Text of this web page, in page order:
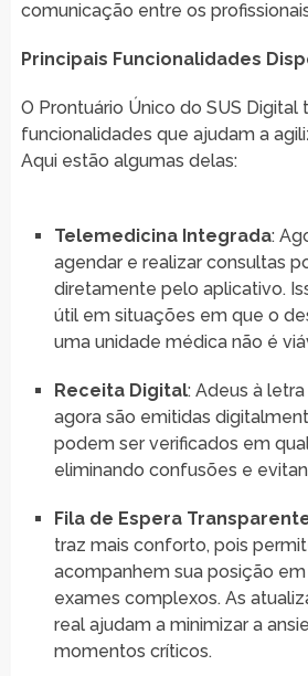
comunicação entre os
Principais Funcionalidades
O Prontuário Único do SUS Digital
funcionalidades que ajudam a
Aqui estão algumas delas:
Telemedicina Integrada:
agendar e realizar consultas
diretamente pelo aplicativo.
útil em situações em que o
uma unidade médica não é
Receita Digital: Adeus à
agora são emitidas
podem ser verificados em
eliminando confusões e
Fila de Espera
traz mais conforto, pois
acompanhem sua posição
exames complexos. As
real ajudam a minimizar a
momentos críticos.